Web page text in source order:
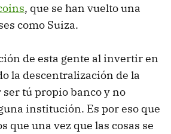
, que se han vuelto una
como Suiza.
de esta gente al invertir en
la descentralización de la
tú propio banco y no
institución. Es por eso que
que una vez que las cosas se